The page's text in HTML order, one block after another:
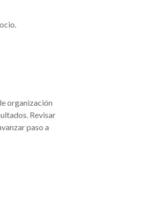
organización
Revisar
paso a